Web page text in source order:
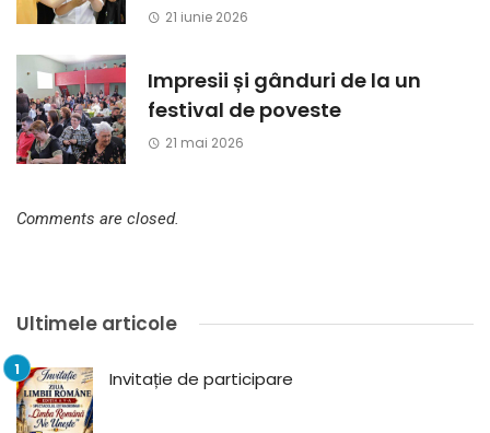
21 iunie 2026
Impresii și gânduri de la un
festival de poveste
21 mai 2026
Comments are closed.
Ultimele articole
Invitație de participare